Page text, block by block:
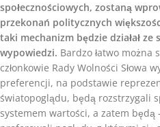
społecznościowych, zostaną
przekonań politycznych
taki mechanizm będzie działał
wypowiedzi. Bardzo łatwo można
członkowie Rady Wolności Słowa
preferencji, na podstawie
światopoglądu, będą rozstrzygali
systemem wartości, a zatem będą